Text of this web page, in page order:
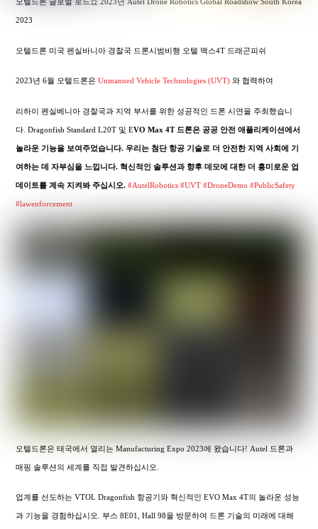
2023
오텔드론 미국 펜실바니아 경찰국 드론시범비행 오텔 맥스4T 드래곤피쉬
2023년 6월 오텔드론은Unmanned Vehicle Technologies (UVT) 와 협력하여
리하이 펜실베니아 경찰국과 지역 부서를 위한 성공적인 드론 시연을 주최했습니
다. Dragonfish Standard L20T 및 EVO Max 4T 드론은 공공 안전 애플리케이션에서
놀라운 기능을 보여주었습니다. 우리는 첨단 항공 기술로 더 안전한 지역 사회에 기
여하는 데 자부심을 느낍니다. 혁신적인 솔루션과 향후 데모에 대한 더 흥미로운 업
데이트를 계속 지켜봐 주십시오.#AutelRobotics #UVT #DroneDemo #PublicSafety
#lawenforcement
오텔드론은 태국에서 열리는 Manufacturing Expo 2023에 왔습니다! Autel 드론과
매핑 솔루션의 세계를 직접 발견하십시오.
업계를 선도하는 VTOL Dragonfish 항공기와 혁신적인 EVO Max 4T의 놀라운 성능
과 기능을 경험하십시오. 부스 8E01, Hall 98을 방문하여 드론 기술의 미래에 대해